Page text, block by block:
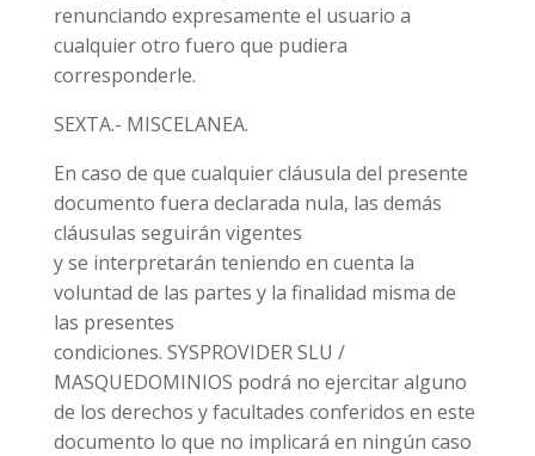
renunciando expresamente el usuario a
cualquier otro fuero que pudiera
corresponderle.
SEXTA.- MISCELANEA.
En caso de que cualquier cláusula del presente
documento fuera declarada nula, las demás
cláusulas seguirán vigentes
y se interpretarán teniendo en cuenta la
voluntad de las partes y la finalidad misma de
las presentes
condiciones. SYSPROVIDER SLU /
MASQUEDOMINIOS podrá no ejercitar alguno
de los derechos y facultades conferidos en este
documento lo que no implicará en ningún caso